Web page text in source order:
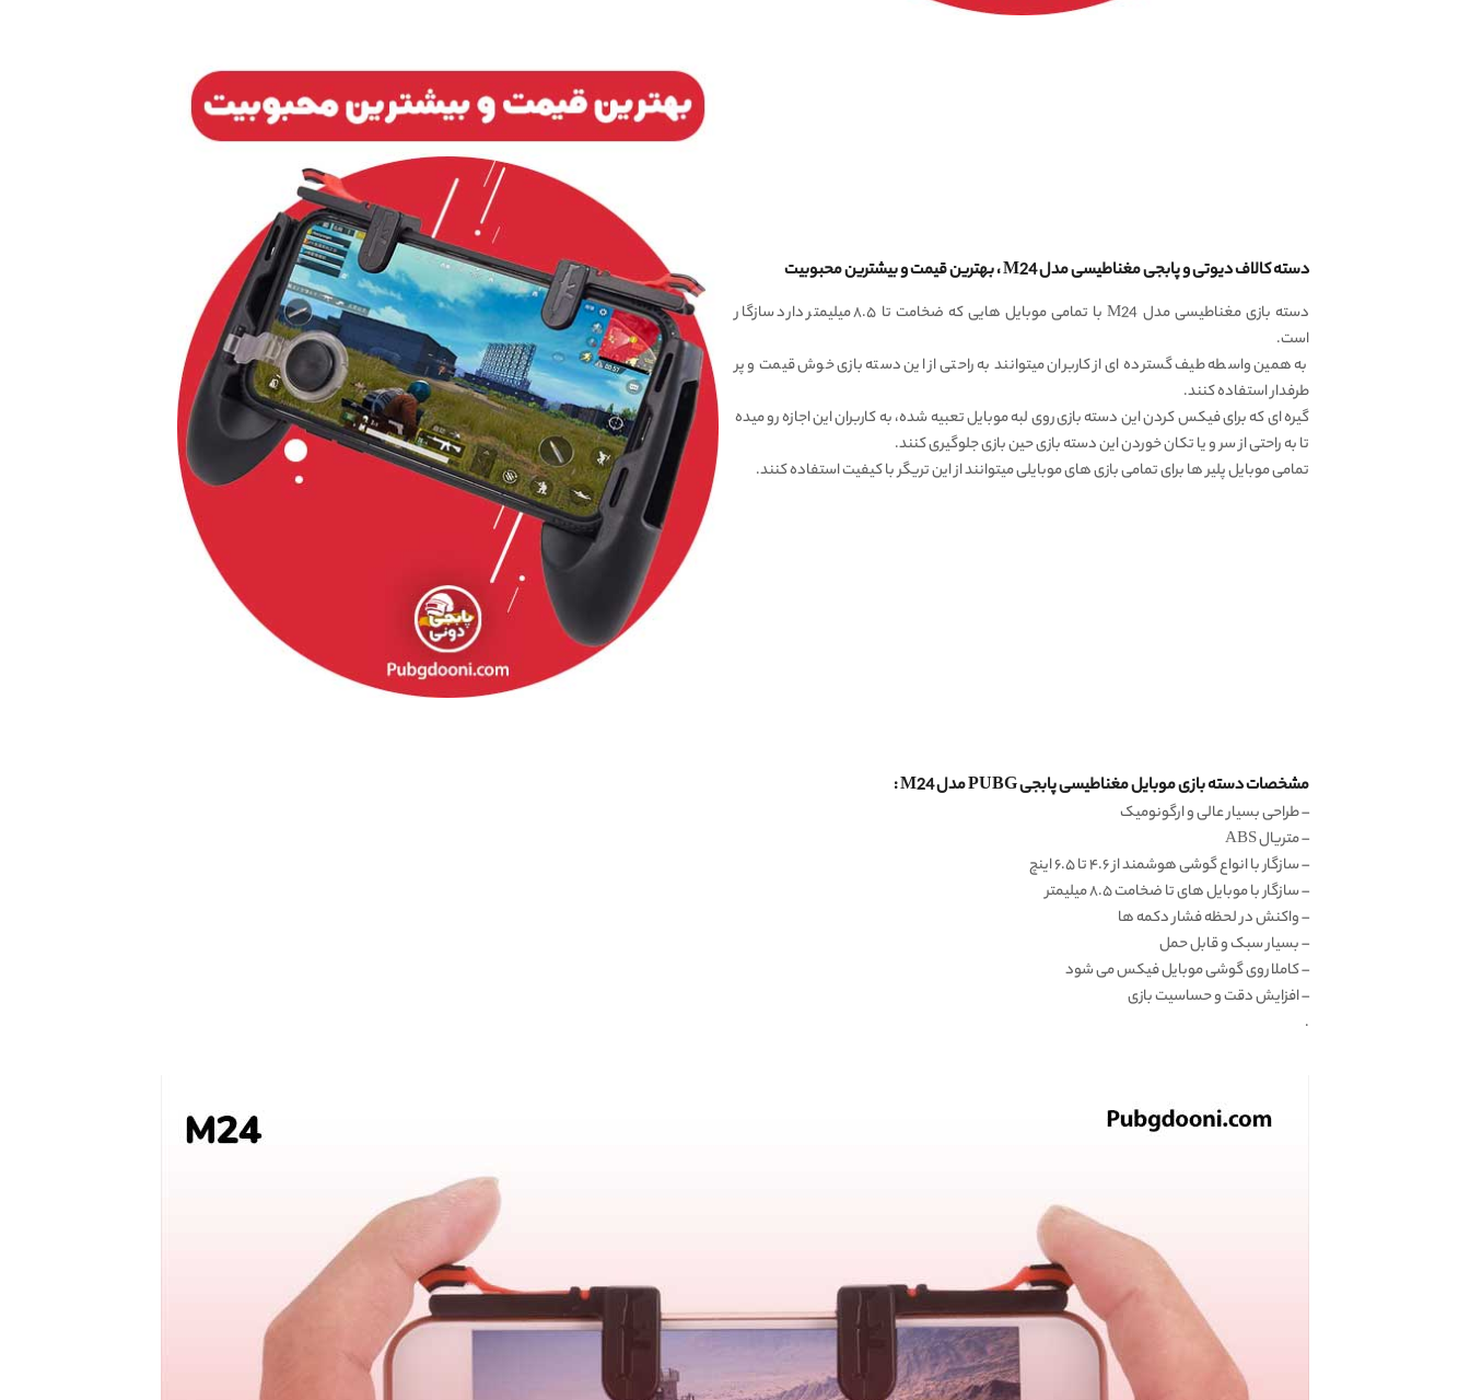
دسته کالاف دیوتی و پابجی مغناطیسی مدل M24 ، بهترین قیمت و بیشترین محبوبیت
دسته بازی مغناطیسی مدل M24 با تمامی موبایل هایی که ضخامت تا ۸.۵ میلیمتر دارد سازگار
است.
به همین واسطه طیف گسترده ای از کاربران میتوانند به راحتی از این دسته بازی خوش قیمت و پر
طرفدار استفاده کنند.
گیره ای که برای فیکس کردن این دسته بازی روی لبه موبایل تعبیه شده، به کاربران این اجازه رو میده
تا به راحتی از سر و یا تکان خوردن این دسته بازی حین بازی جلوگیری کنند.
تمامی موبایل پلیر ها برای تمامی بازی های موبایلی میتوانند از این تریگر با کیفیت استفاده کنند.
مشخصات دسته بازی موبایل مغناطیسی پابجی PUBG مدل M24 :
– طراحی بسیار عالی و ارگونومیک
– متریال ABS
– سازگار با انواع گوشی هوشمند از ۴.۶ تا ۶.۵ اینچ
– سازگار با موبایل های تا ضخامت ۸.۵ میلیمتر
– واکنش در لحظه فشار دکمه ها
– بسیار سبک و قابل حمل
– کاملا روی گوشی موبایل فیکس می شود
– افزایش دقت و حساسیت بازی
.